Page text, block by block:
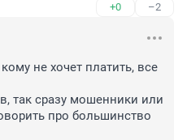
+0 –2
не хочет платить, все
так сразу мошенники или
про большинство